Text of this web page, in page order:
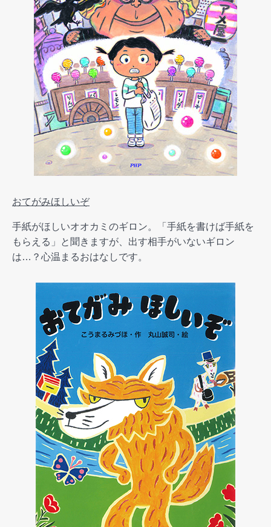
おてがみほしいぞ
手紙がほしいオオカミのギロン。「手紙を書けば手紙を
もらえる」と聞きますが、出す相手がいないギロン
は…？心温まるおはなしです。